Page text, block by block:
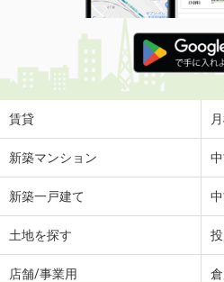
賃貸
新築マンション
新築一戸建て
土地を探す
店舗/事業用